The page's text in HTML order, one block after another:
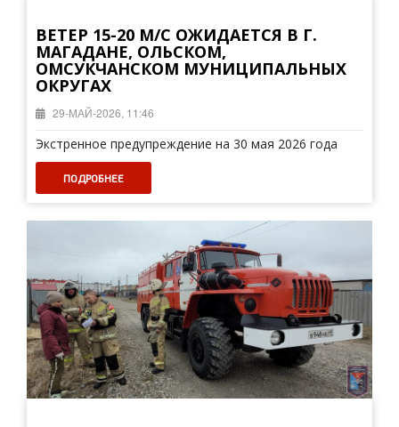
ВЕТЕР 15-20 М/С ОЖИДАЕТСЯ В Г.
МАГАДАНЕ, ОЛЬСКОМ,
ОМСУКЧАНСКОМ МУНИЦИПАЛЬНЫХ
ОКРУГАХ
29-МАЙ-2026, 11:46
Экстренное предупреждение на 30 мая 2026 года
ПОДРОБНЕЕ